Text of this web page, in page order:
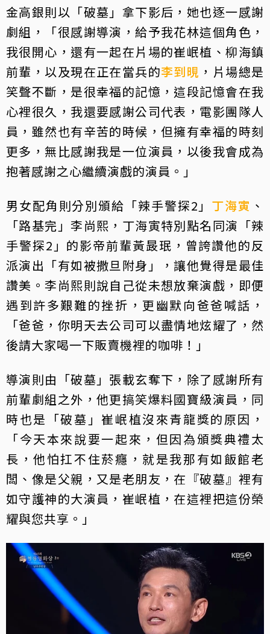
金高銀則以「破墓」拿下影后，她也逐一感謝
劇組，「很感謝導演，給予我花林這個角色，
我很開心，還有一起在片場的崔岷植、柳海鎮
前輩，以及現在正在當兵的李到晛 ，片場總是
笑聲不斷，是很幸福的記憶，這段記憶會在我
心裡很久，我還要感謝公司代表，電影團隊人
員，雖然也有辛苦的時候，但擁有幸福的時刻
更多，無比感謝我是一位演員，以後我會成為
抱著感謝之心繼續演戲的演員。」
男女配角則分別頒給「辣手警探2」 丁海寅 、
「路基完」李尚熙，丁海寅特別點名同演「辣
手警探2」的影帝前輩黃晸珉，曾誇讚他的反
派演出「有如被撒旦附身」，讓他覺得是最佳
讚美。李尚熙則說自己從未想放棄演戲，即便
遇到許多艱難的挫折，更幽默向爸爸喊話，
「爸爸，你明天去公司可以盡情地炫耀了，然
後請大家喝一下販賣機裡的咖啡！」
導演則由「破墓」張載玄奪下，除了感謝所有
前輩劇組之外，他更搞笑爆料國寶級演員，同
時也是「破墓」崔岷植沒來青龍獎的原因，
「今天本來說要一起來，但因為頒獎典禮太
長，他怕扛不住菸癮，就是我那有如飯館老
闆、像是父親，又是老朋友，在『破墓』裡有
如守護神的大演員，崔岷植，在這裡把這份榮
耀與您共享。」